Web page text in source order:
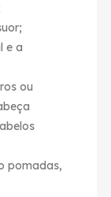
e a
ou
pomadas,